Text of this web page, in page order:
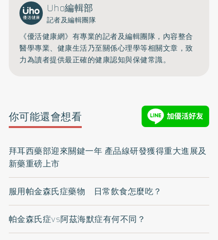
Uho編輯部
記者及編輯團隊
《優活健康網》有專業的記者及編輯團隊，內容整合
醫學專業、健康生活乃至關係心理學等相關文章，致
力為讀者提供最正確的健康認知與保健常識。
你可能還會想看
拜耳西藥部迎來關鍵一年 產品線研發獲得重大進展及
新藥重磅上市
服用帕金森氏症藥物 日常飲食怎麼吃？
帕金森氏症vs阿茲海默症有何不同？